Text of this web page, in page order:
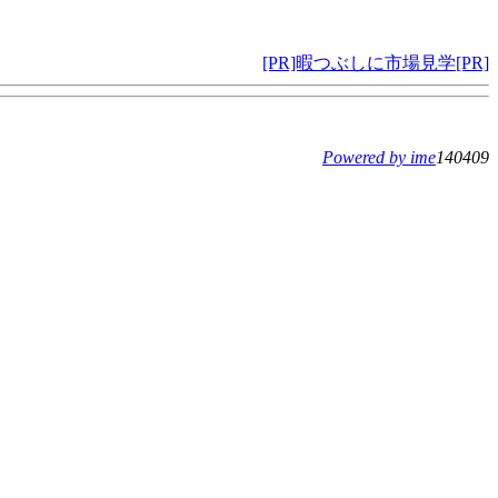
[PR]暇つぶしに市場見学[PR]
Powered by ime140409